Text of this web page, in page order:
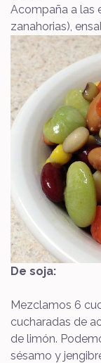
Acompaña a las
zanahorias),
De soja:
Mezclamos 6
cucharadas de
de limón.
sésamo y